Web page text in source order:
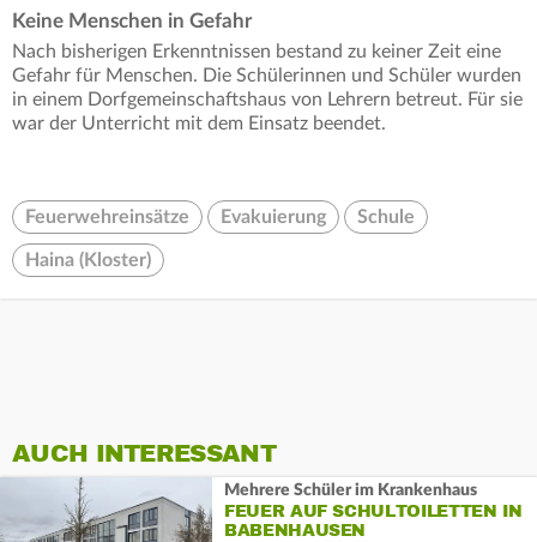
Keine Menschen in Gefahr
Nach bisherigen Erkenntnissen bestand zu keiner Zeit eine
Gefahr für Menschen. Die Schülerinnen und Schüler wurden
in einem Dorfgemeinschaftshaus von Lehrern betreut. Für sie
war der Unterricht mit dem Einsatz beendet.
Feuerwehreinsätze Evakuierung Schule
Haina (Kloster)
AUCH INTERESSANT
Mehrere Schüler im Krankenhaus
FEUER AUF SCHULTOILETTEN IN
BABENHAUSEN